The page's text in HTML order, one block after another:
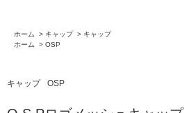
ホーム > キャップ > キャップ
ホーム
> OSP
キャップ OSP